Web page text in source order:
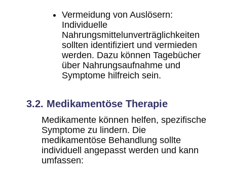
Vermeidung von Auslösern:
Individuelle
Nahrungsmittelunverträglichkeiten
sollten identifiziert und vermieden
werden. Dazu können Tagebücher
über Nahrungsaufnahme und
Symptome hilfreich sein.
3.2. Medikamentöse Therapie
Medikamente können helfen, spezifische
Symptome zu lindern. Die
medikamentöse Behandlung sollte
individuell angepasst werden und kann
umfassen: